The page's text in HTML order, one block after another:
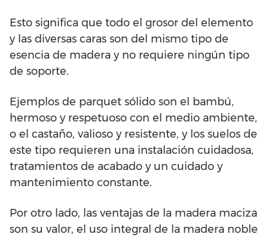
Esto significa que todo el grosor del elemento
y las diversas caras son del mismo tipo de
esencia de madera y no requiere ningún tipo
de soporte.
Ejemplos de parquet sólido son el bambú,
hermoso y respetuoso con el medio ambiente,
o el castaño, valioso y resistente, y los suelos de
este tipo requieren una instalación cuidadosa,
tratamientos de acabado y un cuidado y
mantenimiento constante.
Por otro lado, las ventajas de la madera maciza
son su valor, el uso integral de la madera noble